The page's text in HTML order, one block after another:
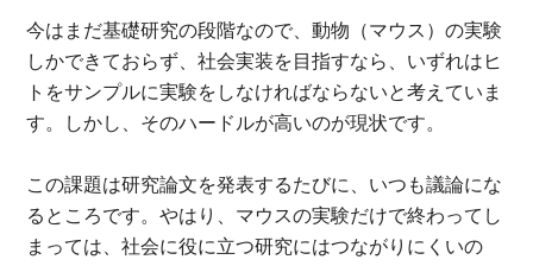
今はまだ基礎研究の段階なので、動物（マウス）の実験
しかできておらず、社会実装を目指すなら、いずれはヒ
トをサンプルに実験をしなければならないと考えていま
す。しかし、そのハードルが高いのが現状です。
この課題は研究論文を発表するたびに、いつも議論にな
るところです。やはり、マウスの実験だけで終わってし
まっては、社会に役に立つ研究にはつながりにくいの